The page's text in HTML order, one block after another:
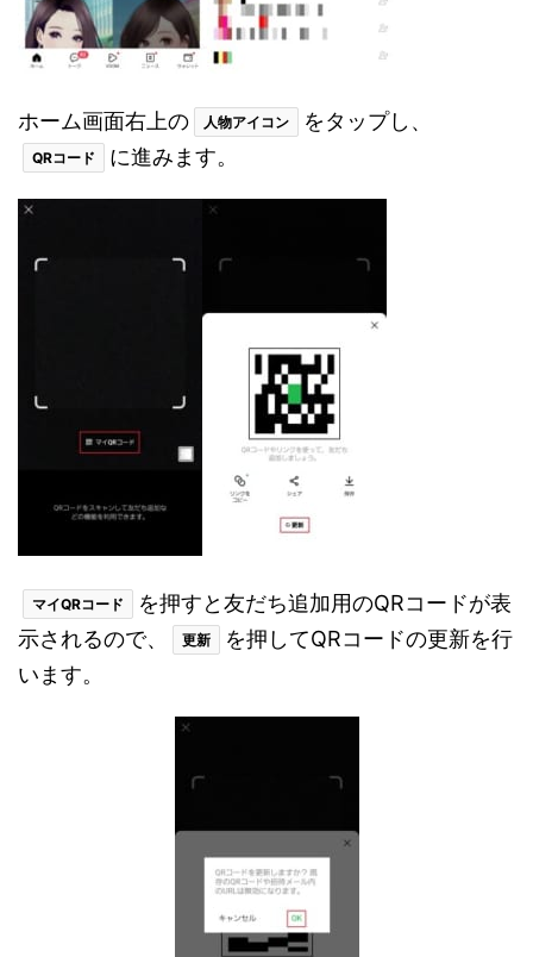
ホーム画面右上の 人物アイコン をタップし、
QRコード に進みます。
マイQRコード
を押すと友だち追加用のQRコードが表
示されるので、
更新
を押してQRコードの更新を行
います。